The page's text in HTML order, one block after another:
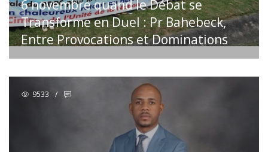
6 novembre quand le Débat se
Transforme en Duel : Pr Bahebeck,
Entre Provocations et Dominations
9533 /